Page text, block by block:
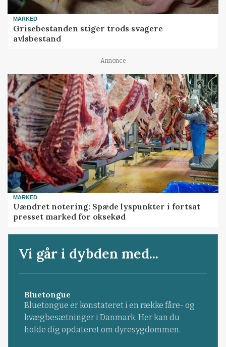
MARKED
Grisebestanden stiger trods svagere
avlsbestand
Annonce
MARKED
Uændret notering: Spæde lyspunkter i fortsat
presset marked for oksekød
Vi går i dybden med...
Bluetongue
Bluetongue er konstateret i en række fåre- og
kvægbesætninger i Danmark. Her kan du
holde dig opdateret om dyresygdommen.